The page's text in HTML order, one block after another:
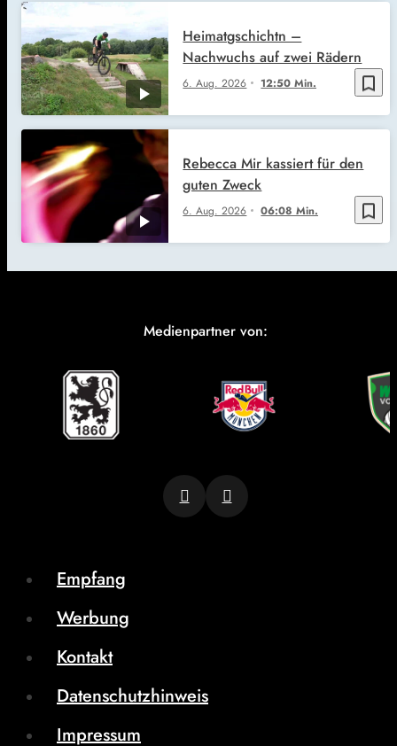
bookmark_border
6. Aug. 2026 12:50 Min.
Heimatgschichtn –
Nachwuchs auf zwei Rädern
bookmark_border
6. Aug. 2026 06:08 Min.
Rebecca Mir kassiert für den
guten Zweck
Medienpartner von:
Empfang
Werbung
Kontakt
Datenschutzhinweis
Impressum